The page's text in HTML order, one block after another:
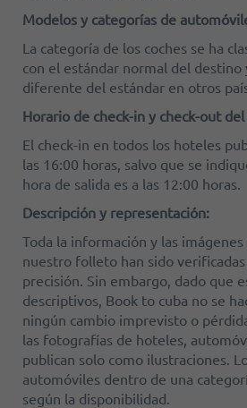
Modelos y categorías de
La categoría de los coches se ha
con el estándar normal del destino
diferente del estándar en otros
Horario de check-in y check-out
El check-in en todos los hoteles
las 16:00 horas, salvo que se
hora de salida es a las 12:00 horas.
Descripción y representación:
Toda la información y las
nuestro folleto han sido
precisión. Sin embargo, dado que
descriptivos, Book to cuba no se
ningún cambio imprevisto o
las fotografías de hoteles,
publican solo como ilustraciones.
automóviles dentro de una
según la disponibilidad.